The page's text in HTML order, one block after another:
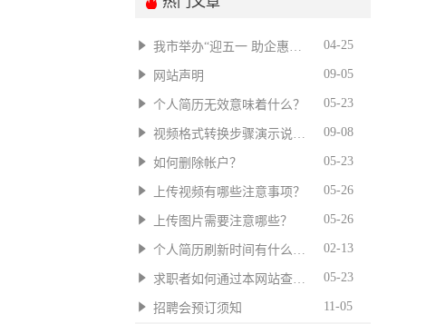
我市举办“迎五一 助企惠民”专场招聘会 04-25
网站声明 09-05
个人简历无效意味着什么？ 05-23
视频格式转换步骤演示说明。 09-08
如何删除帐户？ 05-23
上传视频有哪些注意事项？ 05-26
上传图片需要注意哪些？ 05-26
个人简历刷新时间有什么用？ 02-13
求职者如何通过本网站查询招聘信息? 05-23
招聘会预订须知 11-05